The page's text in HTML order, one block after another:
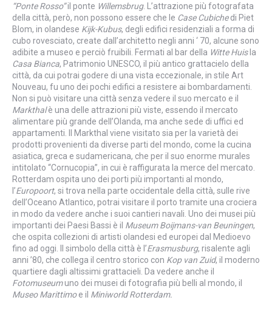
“Ponte Rosso”il ponte Willemsbrug. L’attrazione più fotografata
della città, però, non possono essere che le Case Cubichedi Piet
Blom, in olandese Kijk-Kubus, degli edifici residenziali a forma di
cubo rovesciato, create dall’architetto negli anni ‘ 70, alcune sono
adibite a museo e perciò fruibili. Fermati al bar della Witte Huisla
Casa Bianca, Patrimonio UNESCO, il più antico grattacielo della
città, da cui potrai godere di una vista eccezionale, in stile Art
Nouveau, fu uno dei pochi edifici a resistere ai bombardamenti.
Non si può visitare una città senza vedere il suo mercato e il
Markthalè una delle attrazioni più viste, essendo il mercato
alimentare più grande dell’Olanda, ma anche sede di uffici ed
appartamenti. Il Markthal viene visitato sia per la varietà dei
prodotti provenienti da diverse parti del mondo, come la cucina
asiatica, greca e sudamericana, che per il suo enorme murales
intitolato “Cornucopia”, in cui è raffigurata la merce del mercato.
Rotterdam ospita uno dei porti più importanti al mondo,
l’Europoort, si trova nella parte occidentale della città, sulle rive
dell’Oceano Atlantico, potrai visitare il porto tramite una crociera
in modo da vedere anche i suoi cantieri navali. Uno dei musei più
importanti dei Paesi Bassi è il Museum Boijmans-van Beuningen,
che ospita collezioni di artisti olandesi ed europei dal Medioevo
fino ad oggi. Il simbolo della città è l’Erasmusburg, risalente agli
anni ’80, che collega il centro storico con Kop van Zuid, il moderno
quartiere dagli altissimi grattacieli. Da vedere anche il
Fotomuseumuno dei musei di fotografia più belli al mondo, il
Museo Marittimoe il Miniworld Rotterdam.